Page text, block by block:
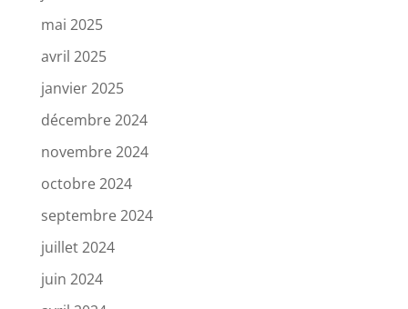
mai 2025
avril 2025
janvier 2025
décembre 2024
novembre 2024
octobre 2024
septembre 2024
juillet 2024
juin 2024